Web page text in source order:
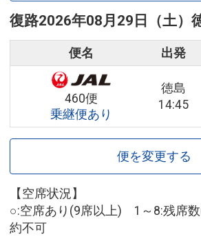
復路2026年08月29日（土）
便名 出発
460便
乗継便あり
徳島
14:45
便を変更する
【空席状況】
○:空席あり(9席以上) 1～8:残席
約不可